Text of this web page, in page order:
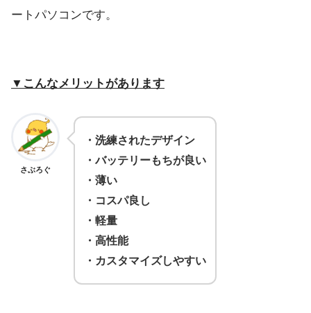
ートパソコンです。
▼こんなメリットがあります
さぶろぐ
・洗練されたデザイン
・バッテリーもちが良い
・薄い
・コスパ良し
・軽量
・高性能
・カスタマイズしやすい